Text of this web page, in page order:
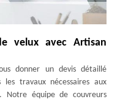
velux avec Artisan
donner un devis détaillé
travaux nécessaires aux
équipe de couvreurs